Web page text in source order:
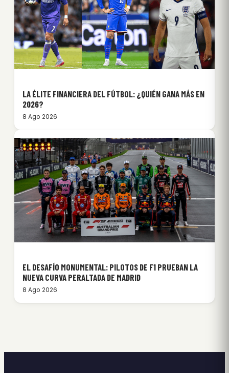
LA ÉLITE FINANCIERA DEL FÚTBOL: ¿QUIÉN GANA MÁS EN
2026?
8 Ago 2026
EL DESAFÍO MONUMENTAL: PILOTOS DE F1 PRUEBAN LA
NUEVA CURVA PERALTADA DE MADRID
8 Ago 2026